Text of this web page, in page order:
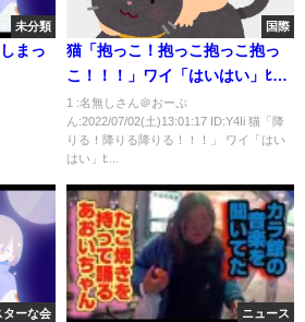
未分類
まっ
国際
猫「抱っこ！抱っこ抱っこ抱っ
こ！！！」ワイ「はいはい」ﾋｮｲ
ｰ1 :名無しさん＠おーぷ
ん:2022/07/02(土)13:01:17 ID:Y4Ii 猫「降
りる！降りる降りる！！！」 ワイ「はい
はい」ﾋ...
ターな会 ニュース